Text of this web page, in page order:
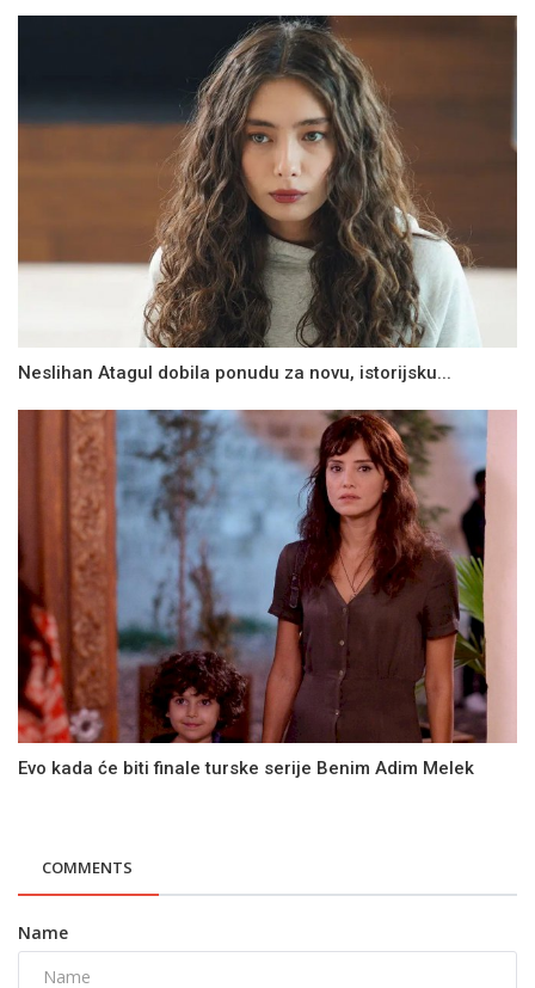
Neslihan Atagul dobila ponudu za novu, istorijsku...
Evo kada će biti finale turske serije Benim Adim Melek
COMMENTS
Name